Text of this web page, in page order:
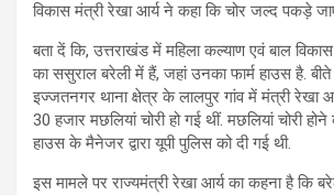
विकास मंत्री रेखा आर्य ने कहा कि चोर जल्द पकड़े
बता दें कि, उत्तराखंड में महिला कल्याण एवं बाल
का ससुराल बरेली में हैं, जहां उनका फार्म हाउस है.
इज्जतनगर थाना क्षेत्र के लालपुर गांव में मंत्री रेखा
30 हजार मछलियां चोरी हो गई थीं. मछलियां चोरी होने
हाउस के मैनेजर द्वारा यूपी पुलिस को दी गई थी.
इस मामले पर राज्यमंत्री रेखा आर्य का कहना है कि